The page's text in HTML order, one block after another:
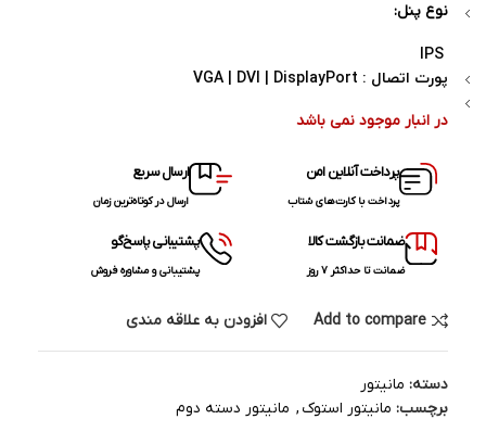
نوع پنل:
پورت اتصال :
در انبار موجود نمی باشد
پرداخت آنلاین امن
پرداخت با کارت‌های شتاب
ارسال سریع
ارسال در کوتاه‌ترین زمان
ضمانت بازگشت کالا
ضمانت تا حداکثر ۷ روز
پشتیبانی پاسخ‌گو
پشتیبانی و مشاوره فروش
Add to compare افزودن به علاقه مندی
دسته: مانیتور
برچسب: مانیتور استوک , مانیتور دسته دوم